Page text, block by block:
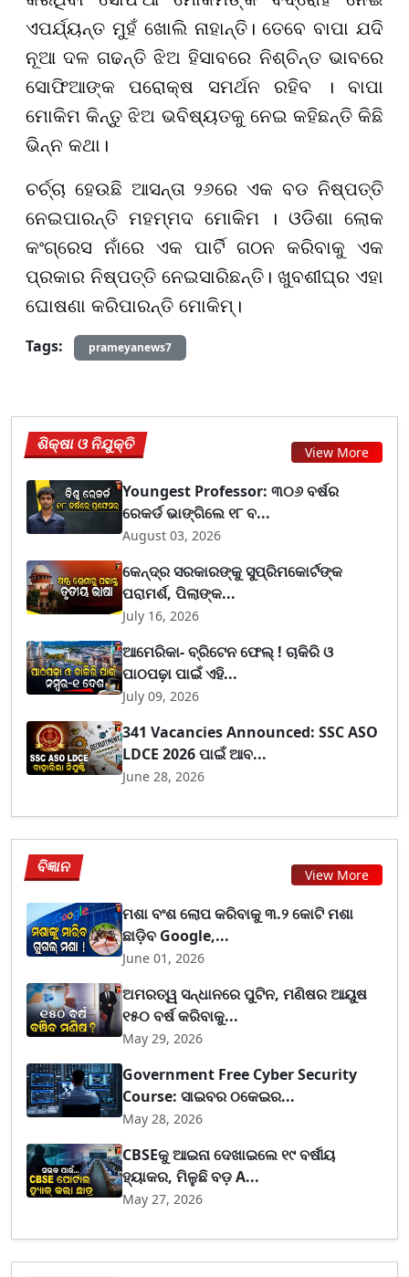
ଏପର୍ଯ୍ୟନ୍ତ ମୁହଁ ଖୋଲି ନାହାନ୍ତି। ତେବେ ବାପା ଯଦି
ନୂଆ ଦଳ ଗଢନ୍ତି ଝିଅ ହିସାବରେ ନିଶ୍ଚିନ୍ତ ଭାବରେ
ସୋଫିଆଙ୍କ ପରୋକ୍ଷ ସମର୍ଥନ ରହିବ । ବାପା
ମୋକିମ କିନ୍ତୁ ଝିଅ ଭବିଷ୍ୟତକୁ ନେଇ କହିଛନ୍ତି କିଛି
ଭିନ୍ନ କଥା।
ଚର୍ଚ୍ଚା ହେଉଛି ଆସନ୍ତା ୨୬ରେ ଏକ ବଡ ନିଷ୍ପତ୍ତି
ନେଇପାରନ୍ତି ମହମ୍ମଦ ମୋକିମ । ଓଡିଶା ଲୋକ
କଂଗ୍ରେସ ନାଁରେ ଏକ ପାର୍ଟି ଗଠନ କରିବାକୁ ଏକ
ପ୍ରକାର ନିଷ୍ପତ୍ତି ନେଇସାରିଛନ୍ତି। ଖୁବଶୀଘ୍ର ଏହା
ଘୋଷଣା କରିପାରନ୍ତି ମୋକିମ୍।
Tags:
prameyanews7
ଶିକ୍ଷା ଓ ନିଯୁକ୍ତି View More
Youngest Professor: ୩୦୬ ବର୍ଷର
ରେକର୍ଡ ଭାଙ୍ଗିଲେ ୧୮ ବ...
August 03, 2026
କେନ୍ଦ୍ର ସରକାରଙ୍କୁ ସୁପ୍ରିମକୋର୍ଟଙ୍କ
ପରାମର୍ଶ, ପିଲାଙ୍କ...
July 16, 2026
ଆମେରିକା- ବ୍ରିଟେନ ଫେଲ୍ ! ଚାକିରି ଓ
ପାଠପଢ଼ା ପାଇଁ ଏହି...
July 09, 2026
341 Vacancies Announced: SSC ASO
LDCE 2026 ପାଇଁ ଆବ...
June 28, 2026
ବିଜ୍ଞାନ View More
ମଶା ବଂଶ ଲୋପ କରିବାକୁ ୩.୨ କୋଟି ମଶା
ଛାଡ଼ିବ Google,...
June 01, 2026
ଅମରତ୍ୱ ସନ୍ଧାନରେ ପୁଟିନ, ମଣିଷର ଆୟୁଷ
୧୫୦ ବର୍ଷ କରିବାକୁ...
May 29, 2026
Government Free Cyber Security
Course: ସାଇବର ଠକେଇର...
May 28, 2026
CBSEକୁ ଆଇନା ଦେଖାଇଲେ ୧୯ ବର୍ଷୀୟ
ହ୍ୟାକର, ମିଳୁଛି ବଡ଼ A...
May 27, 2026